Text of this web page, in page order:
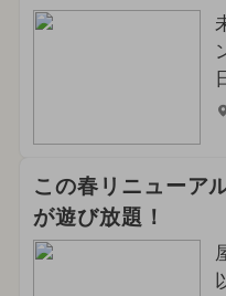
2024年8月のイベ
2025年1月のイベ
2026年4月のイベ
2024年10月のイベ
2025年2月のイベ
この春リニューア
が遊び放題！